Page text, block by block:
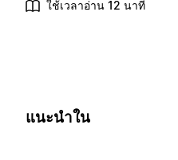
ใช้เวลาอ่าน 12 นาที
แนะนำใน